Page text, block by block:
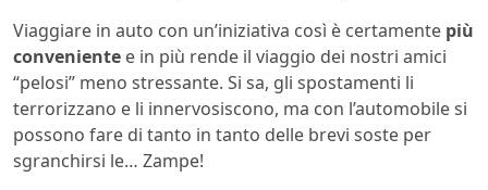
Viaggiare in auto con un’iniziativa così è certamente più
conveniente e in più rende il viaggio dei nostri amici
“pelosi” meno stressante. Si sa, gli spostamenti li
terrorizzano e li innervosiscono, ma con l’automobile si
possono fare di tanto in tanto delle brevi soste per
sgranchirsi le… Zampe!